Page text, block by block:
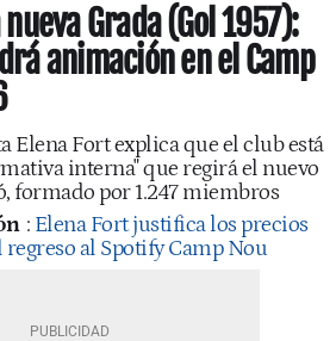
nueva Grada (Gol 1957):
animación en el Camp
Elena Fort explica que el club está
interna" que regirá el nuevo
formado por 1.247 miembros
: Elena Fort justifica los precios
al Spotify Camp Nou